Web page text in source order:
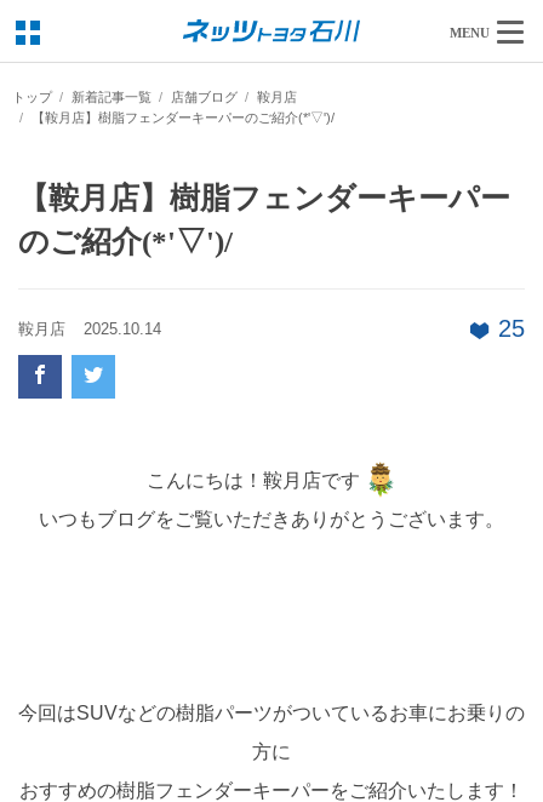
MENU
トップ 新着記事一覧 店舗ブログ
鞍月店
【鞍月店】樹脂フェンダーキーパーのご紹介(*'▽')/
【鞍月店】樹脂フェンダーキーパー
のご紹介(*'▽')/
鞍月店 2025.10.14 25
こんにちは！鞍月店です
いつもブログをご覧いただきありがとうございます。
今回はSUVなどの樹脂パーツがついているお車にお乗りの
方に
おすすめの樹脂フェンダーキーパーをご紹介いたします！